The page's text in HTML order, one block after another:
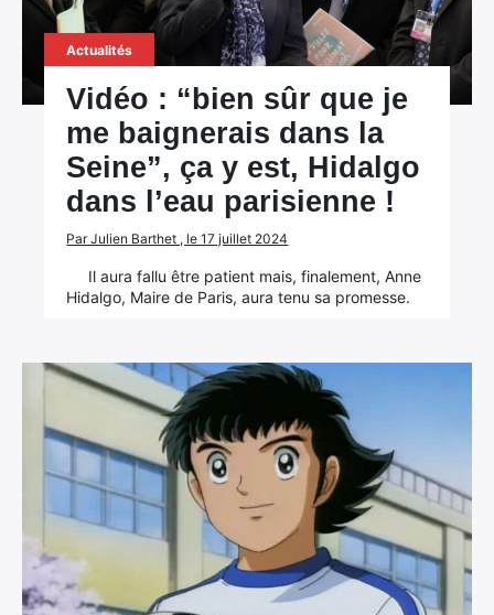
Actualités
Vidéo : “bien sûr que je
me baignerais dans la
Seine”, ça y est, Hidalgo
dans l’eau parisienne !
Par Julien Barthet , le 17 juillet 2024
Il aura fallu être patient mais, finalement, Anne
Hidalgo, Maire de Paris, aura tenu sa promesse.